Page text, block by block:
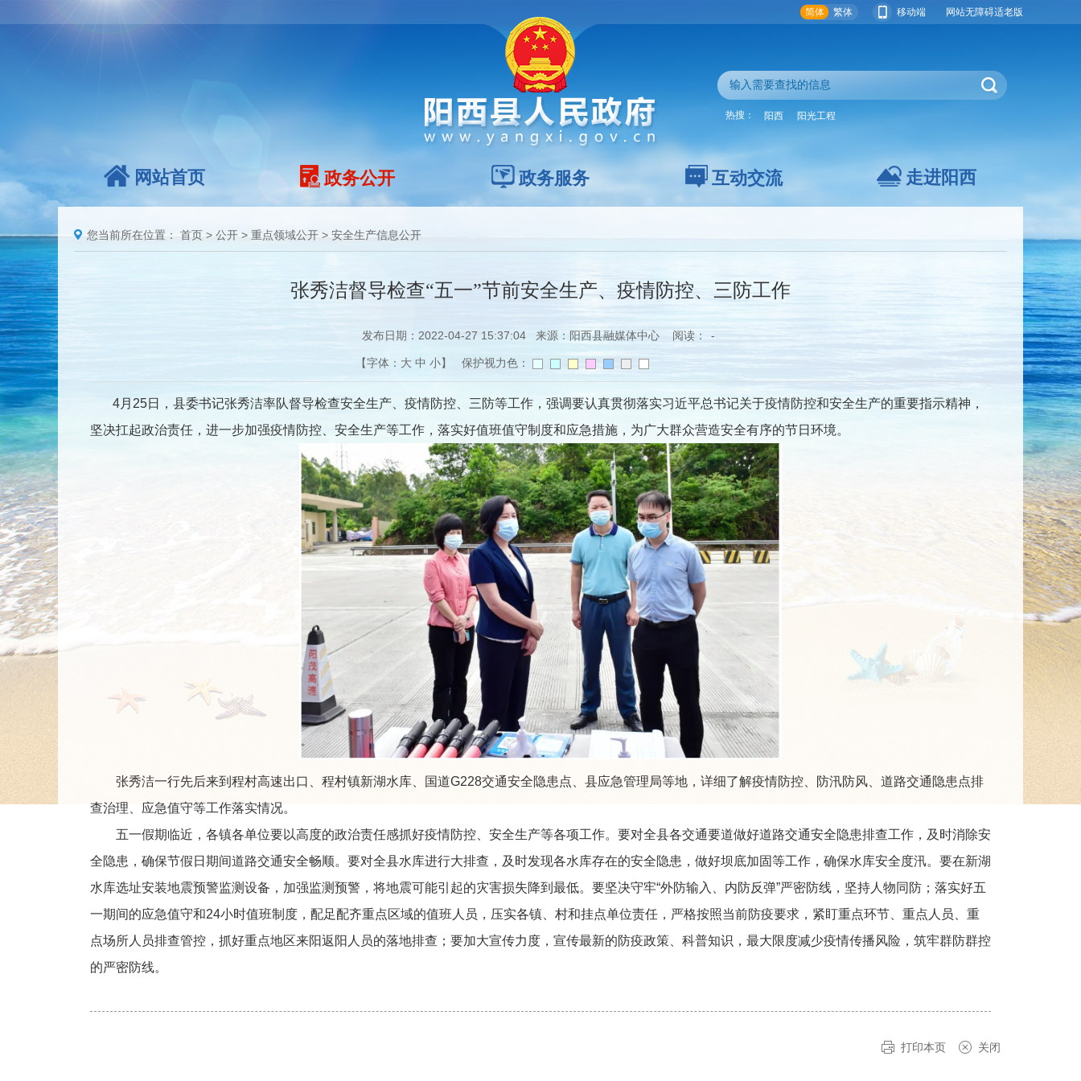
简体 繁体 移动端 网站无障碍适老版
热搜： 阳西 阳光工程
网站首页 政务公开 政务服务 互动交流 走进阳西
您当前所在位置： 首页 > 公开 > 重点领域公开 > 安全生产信息公开
张秀洁督导检查“五一”节前安全生产、疫情防控、三防工作
发布日期：2022-04-27 15:37:04 来源：阳西县融媒体中心 阅读： -
【字体： 大 中 小】 保护视力色：
4月25日，县委书记张秀洁率队督导检查安全生产、疫情防控、三防等工作，强调要认真贯彻落实习近平总书记关于疫情防控和安全生产的重要指示精神，
坚决扛起政治责任，进一步加强疫情防控、安全生产等工作，落实好值班值守制度和应急措施，为广大群众营造安全有序的节日环境。
张秀洁一行先后来到程村高速出口、程村镇新湖水库、国道G228交通安全隐患点、县应急管理局等地，详细了解疫情防控、防汛防风、道路交通隐患点排
查治理、应急值守等工作落实情况。
五一假期临近，各镇各单位要以高度的政治责任感抓好疫情防控、安全生产等各项工作。要对全县各交通要道做好道路交通安全隐患排查工作，及时消除安
全隐患，确保节假日期间道路交通安全畅顺。要对全县水库进行大排查，及时发现各水库存在的安全隐患，做好坝底加固等工作，确保水库安全度汛。要在新湖
水库选址安装地震预警监测设备，加强监测预警，将地震可能引起的灾害损失降到最低。要坚决守牢“外防输入、内防反弹”严密防线，坚持人物同防；落实好五
一期间的应急值守和24小时值班制度，配足配齐重点区域的值班人员，压实各镇、村和挂点单位责任，严格按照当前防疫要求，紧盯重点环节、重点人员、重
点场所人员排查管控，抓好重点地区来阳返阳人员的落地排查；要加大宣传力度，宣传最新的防疫政策、科普知识，最大限度减少疫情传播风险，筑牢群防群控
的严密防线。
打印本页 关闭